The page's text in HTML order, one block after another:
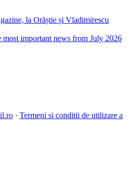
la Orăștie și Vladimirescu
important news from July 2026
· Termeni si conditii de utilizare a